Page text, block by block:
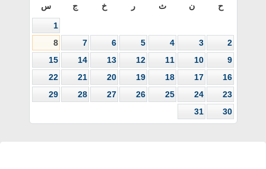
ح ن ث ر خ ج س
1
2
3
4
5
6
7
8
9
10
11
12
13
14
15
16
17
18
19
20
21
22
23
24
25
26
27
28
29
30
31